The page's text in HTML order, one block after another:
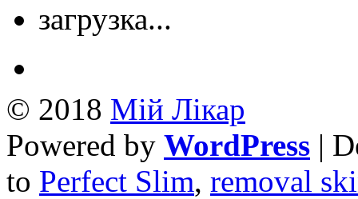
загрузка...
© 2018 Mій Лікар
Powered by WordPress |
to Perfect Slim, removal